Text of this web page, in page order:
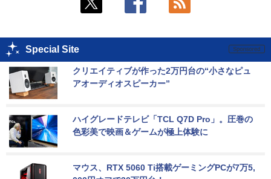
Special Site
クリエイティブが作った2万円台の“小さなピュ
アオーディオスピーカー”
ハイグレードテレビ「TCL Q7D Pro」。圧巻の
色彩美で映画＆ゲームが極上体験に
マウス、RTX 5060 Ti搭載ゲーミングPCが7万5,